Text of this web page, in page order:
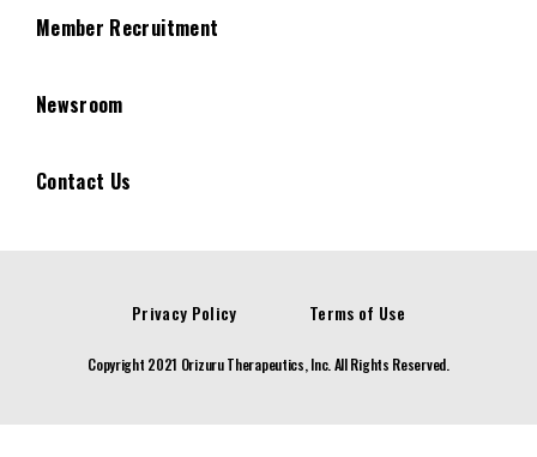
Member Recruitment
Newsroom
Contact Us
Privacy Policy Terms of Use
Copyright 2021 Orizuru Therapeutics, Inc. All Rights Reserved.